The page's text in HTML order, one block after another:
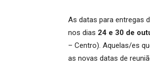
As datas para entregas
nos dias 24 e 30 de
– Centro). Aquelas/es
as novas datas de